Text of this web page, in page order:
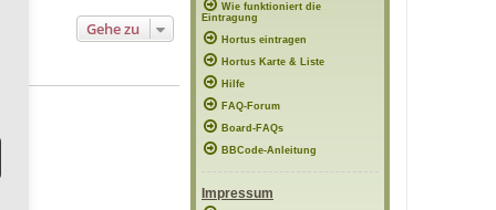
Gehe zu
Wie funktioniert die
Eintragung
Hortus eintragen
Hortus Karte & Liste
Hilfe
FAQ-Forum
Board-FAQs
BBCode-Anleitung
Impressum